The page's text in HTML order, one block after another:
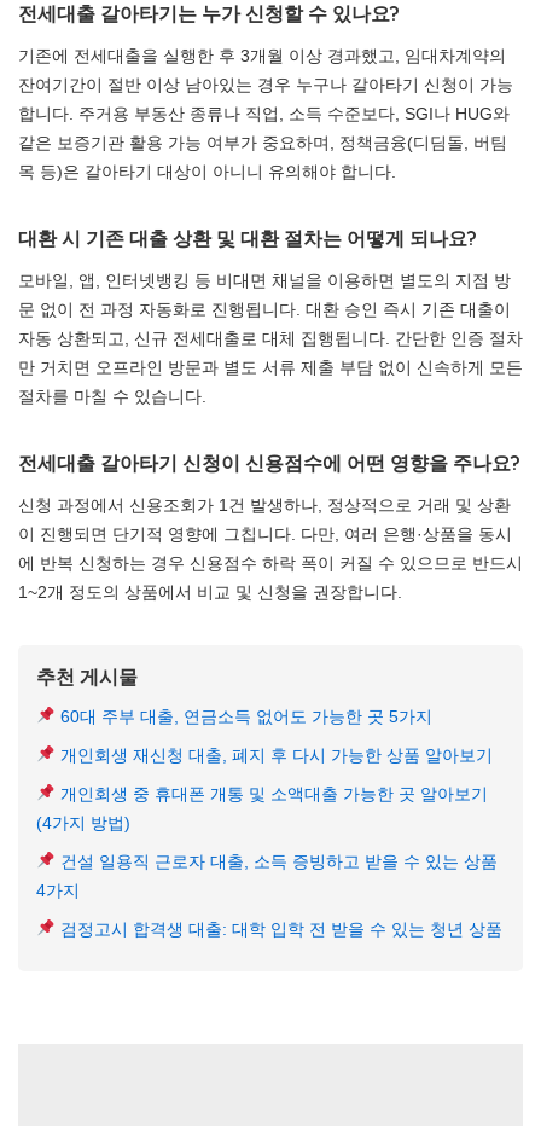
전세대출 갈아타기는 누가 신청할 수 있나요?
기존에 전세대출을 실행한 후 3개월 이상 경과했고, 임대차계약의
잔여기간이 절반 이상 남아있는 경우 누구나 갈아타기 신청이 가능
합니다. 주거용 부동산 종류나 직업, 소득 수준보다, SGI나 HUG와
같은 보증기관 활용 가능 여부가 중요하며, 정책금융(디딤돌, 버팀
목 등)은 갈아타기 대상이 아니니 유의해야 합니다.
대환 시 기존 대출 상환 및 대환 절차는 어떻게 되나요?
모바일, 앱, 인터넷뱅킹 등 비대면 채널을 이용하면 별도의 지점 방
문 없이 전 과정 자동화로 진행됩니다. 대환 승인 즉시 기존 대출이
자동 상환되고, 신규 전세대출로 대체 집행됩니다. 간단한 인증 절차
만 거치면 오프라인 방문과 별도 서류 제출 부담 없이 신속하게 모든
절차를 마칠 수 있습니다.
전세대출 갈아타기 신청이 신용점수에 어떤 영향을 주나요?
신청 과정에서 신용조회가 1건 발생하나, 정상적으로 거래 및 상환
이 진행되면 단기적 영향에 그칩니다. 다만, 여러 은행·상품을 동시
에 반복 신청하는 경우 신용점수 하락 폭이 커질 수 있으므로 반드시
1~2개 정도의 상품에서 비교 및 신청을 권장합니다.
추천 게시물
60대 주부 대출, 연금소득 없어도 가능한 곳 5가지
개인회생 재신청 대출, 폐지 후 다시 가능한 상품 알아보기
개인회생 중 휴대폰 개통 및 소액대출 가능한 곳 알아보기
(4가지 방법)
건설 일용직 근로자 대출, 소득 증빙하고 받을 수 있는 상품
4가지
검정고시 합격생 대출: 대학 입학 전 받을 수 있는 청년 상품